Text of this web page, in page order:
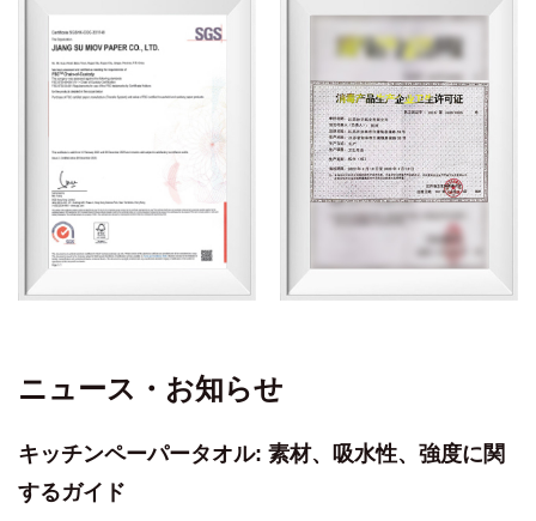
ニュース・お知らせ
キッチンペーパータオル: 素材、吸水性、強度に関
するガイド